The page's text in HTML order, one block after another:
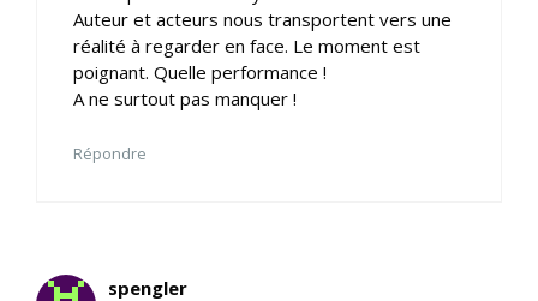
Auteur et acteurs nous transportent vers une
réalité à regarder en face. Le moment est
poignant. Quelle performance !
A ne surtout pas manquer !
Répondre
spengler